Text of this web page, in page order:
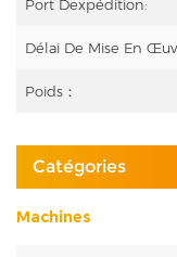
Port Dexpédition:
Délai De Mise En
Poids：
Catégories
Machines